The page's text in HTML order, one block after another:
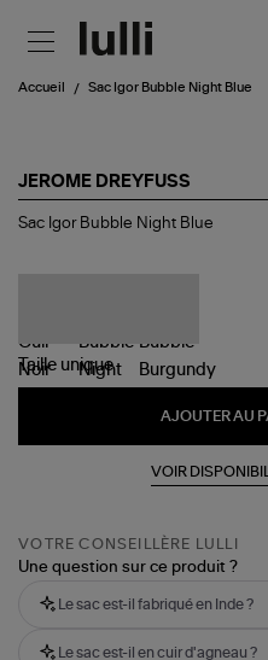
Accueil Sac Igor Bubble Night Blue
JEROME DREYFUSS
Sac
Sac Igor Bubble Night Blue
Taille unique
AJOUTER AU
VOIR
VOTRE CONSEILLÈRE LULLI
Une question sur ce produit ?
Le sac est-il fabriqué en Inde ?
Le sac est-il en cuir d'agneau ?